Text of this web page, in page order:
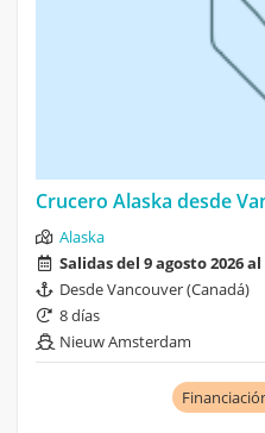
Crucero Alaska desde
Alaska
Salidas del 9 agosto 2026
Desde Vancouver (Canadá)
8 días
Nieuw Amsterdam